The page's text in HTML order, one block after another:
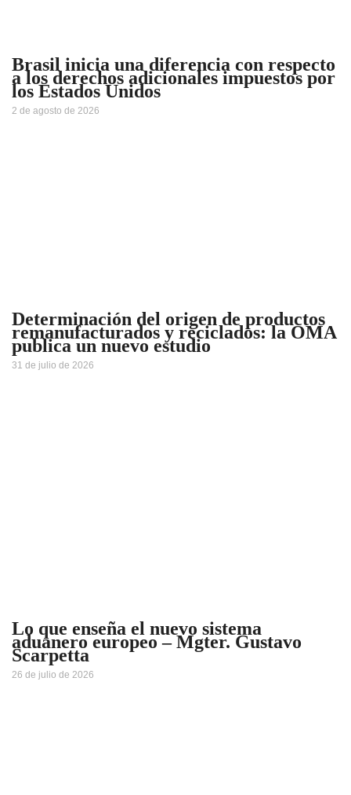
Brasil inicia una diferencia con respecto
a los derechos adicionales impuestos por
los Estados Unidos
2 de agosto de 2026
Determinación del origen de productos
remanufacturados y reciclados: la OMA
publica un nuevo estudio
31 de julio de 2026
Lo que enseña el nuevo sistema
aduanero europeo – Mgter. Gustavo
Scarpetta
26 de julio de 2026